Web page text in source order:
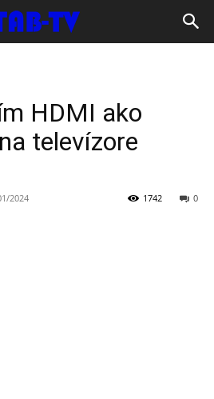
HDMI ako
televízore
2024 0
1742